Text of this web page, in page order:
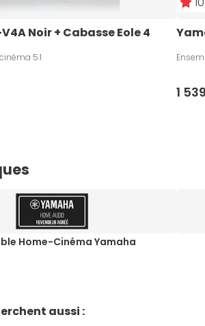
Noir + Cabasse Eole 4
5.1
1
Home-Cinéma Yamaha
aussi :